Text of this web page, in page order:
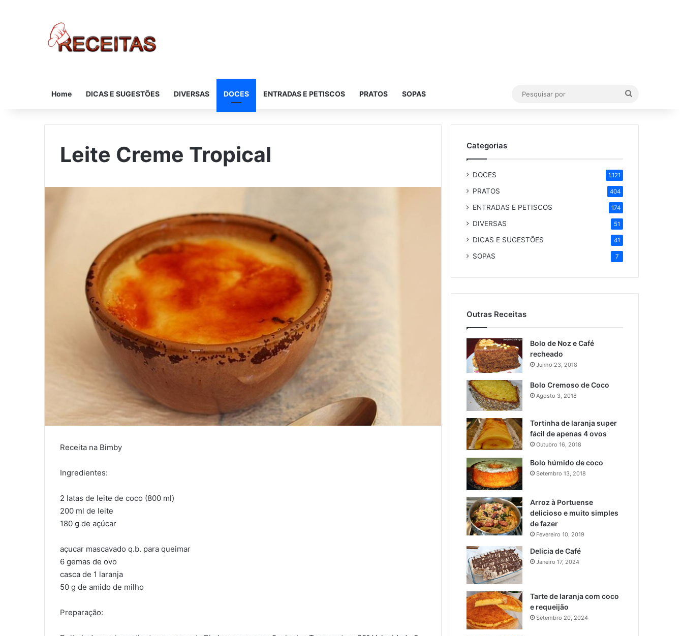
Home DICAS E SUGESTÕES DIVERSAS DOCES ENTRADAS E PETISCOS PRATOS SOPAS
Leite Creme Tropical
Receita na Bimby
Ingredientes:
2 latas de leite de coco (800 ml)
200 ml de leite
180 g de açúcar
açucar mascavado q.b. para queimar
6 gemas de ovo
casca de 1 laranja
50 g de amido de milho
Preparação:
Categorias
DOCES 1.121
PRATOS 404
ENTRADAS E PETISCOS 174
DIVERSAS 51
DICAS E SUGESTÕES 41
SOPAS 7
Outras Receitas
Bolo de Noz e Café
recheado
Junho 23, 2018
Bolo Cremoso de Coco
Agosto 3, 2018
Tortinha de laranja super
fácil de apenas 4 ovos
Outubro 16, 2018
Bolo húmido de coco
Setembro 13, 2018
Arroz à Portuense
delicioso e muito simples
de fazer
Fevereiro 10, 2019
Delicia de Café
Janeiro 17, 2024
Tarte de laranja com coco
e requeijão
Setembro 20, 2024